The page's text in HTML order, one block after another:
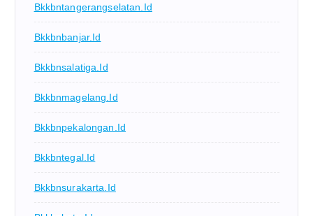
Bkkbntangerangselatan.id
Bkkbnbanjar.id
Bkkbnsalatiga.id
Bkkbnmagelang.id
Bkkbnpekalongan.id
Bkkbntegal.id
Bkkbnsurakarta.id